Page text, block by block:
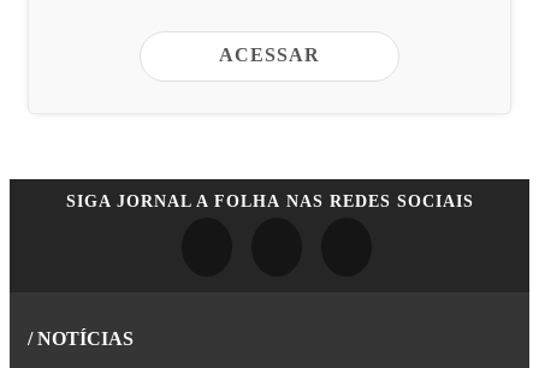
ACESSAR
SIGA JORNAL A FOLHA NAS REDES SOCIAIS
/ NOTÍCIAS